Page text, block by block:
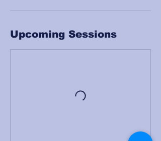
Upcoming Sessions